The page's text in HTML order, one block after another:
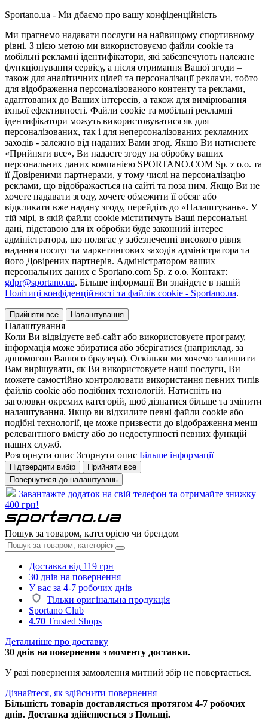
Sportano.ua - Ми дбаємо про вашу конфіденційність
Ми прагнемо надавати послуги на найвищому спортивному
рівні. З цією метою ми використовуємо файли cookie та
мобільні рекламні ідентифікатори, які забезпечують належне
функціонування сервісу, а після отримання Вашої згоди –
також для аналітичних цілей та персоналізації реклами, тобто
для відображення персоналізованого контенту та реклами,
адаптованих до Ваших інтересів, а також для вимірювання
їхньої ефективності. Файли cookie та мобільні рекламні
ідентифікатори можуть використовуватися як для
персоналізованих, так і для неперсоналізованих рекламних
заходів - залежно від наданих Вами згод. Якщо Ви натиснете
«Прийняти все», Ви надасте згоду на обробку ваших
персональних даних компанією SPORTANO.COM Sp. z o.o. та
її Довіреними партнерами, у тому числі на персоналізацію
реклами, що відображається на сайті та поза ним. Якщо Ви не
хочете надавати згоду, хочете обмежити її обсяг або
відкликати вже надану згоду, перейдіть до «Налаштувань». У
тій мірі, в якій файли cookie міститимуть Ваші персональні
дані, підставою для їх обробки буде законний інтерес
адміністратора, що полягає у забезпеченні високого рівня
надання послуг та маркетингових заходів адміністратора та
його Довірених партнерів. Адміністратором ваших
персональних даних є Sportano.com Sp. z o.o. Контакт:
gdpr@sportano.ua. Більше інформації Ви знайдете в нашій
Політиці конфіденційності та файлів cookie - Sportano.ua.
Прийняти все Налаштування
Налаштування
Коли Ви відвідуєте веб-сайт або використовуєте програму,
інформація може збиратися або зберігатися (наприклад, за
допомогою Вашого браузера). Оскільки ми хочемо залишити
Вам вирішувати, як Ви використовуєте наші послуги, Ви
можете самостійно контролювати використання певних типів
файлів cookie або подібних технологій. Натисніть на
заголовки окремих категорій, щоб дізнатися більше та змінити
налаштування. Якщо ви відхилите певні файли cookie або
подібні технології, це може призвести до відображення менш
релевантного вмісту або до недоступності певних функцій
наших служб.
Розгорнути опис Згорнути опис Більше інформації
Підтвердити вибір
Прийняти все
Повернутися до налаштувань
Завантажте додаток на свій телефон та отримайте знижку
400 грн!
Пошук за товаром, категорією чи брендом
Доставка від 119 грн
30 днів на повернення
У вас за 4-7 робочих днів
Тільки оригінальна продукція
Sportano Club
4.70 Trusted Shops
Детальніше про доставку
30 днів на повернення з моменту доставки.
У разі повернення замовлення митний збір не повертається.
Дізнайтеся, як здійснити повернення
Більшість товарів доставляється протягом 4-7 робочих
днів. Доставка здійснюється з Польщі.